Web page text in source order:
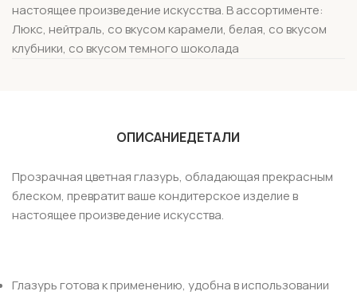
настоящее произведение искусства. В ассортименте:
Люкс, нейтраль, со вкусом карамели, белая, со вкусом
клубники, со вкусом темного шоколада
ОПИСАНИЕДЕТАЛИ
Прозрачная цветная глазурь, обладающая прекрасным
блеском, превратит ваше кондитерское изделие в
настоящее произведение искусства.
Глазурь готова к применению, удобна в использовании